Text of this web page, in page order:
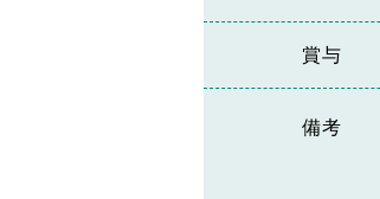
賞与
備考